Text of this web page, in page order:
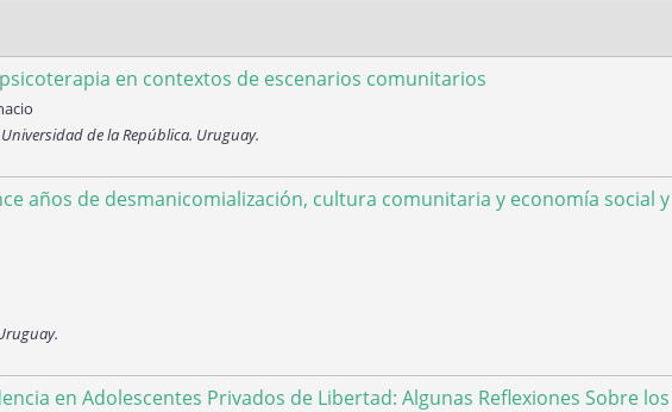
en contextos de escenarios comunitarios
de la República. Uruguay.
años de desmanicomialización, cultura comunitaria y economía social
en Adolescentes Privados de Libertad: Algunas Reflexiones Sobre